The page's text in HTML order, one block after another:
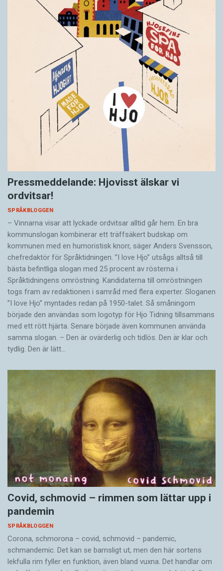
Pressmeddelande: Hjovisst älskar vi
ordvitsar!
SPRÅKBLOGGEN
– Vinnarna visar att lyckade ordvitsar alltid går hem. En bra
kommunslogan kombinerar ett träffsäkert budskap om
kommunen med en humoristisk knorr, säger Anders Svensson,
chefredaktör för Språktidningen. ”I love Hjo” utsågs alltså till
bästa befintliga slogan med 25 procent av rösterna i
Språktidningens omröstning. Kandidaterna till omröstningen
togs fram av redaktionen i samråd med flera experter. Sloganen
”I love Hjo” myntades redan på 1950-talet. Så småningom
började den användas som logotyp för Hjo Tidning tillsammans
med ett rött hjärta. Senare började även kommunen använda
samma slogan. – Den är ovärderlig och tidlös. Den är klar och
tydlig. Den är lätt…
Covid, schmovid – rimmen som lättar upp i
pandemin
SPRÅKBLOGGEN
Corona, schmorona – covid, schmovid – pandemic,
schmandemic. Det kan se barnsligt ut, men den här sortens
lekfulla rim fyller en funktion, även bland vuxna. Det handlar om